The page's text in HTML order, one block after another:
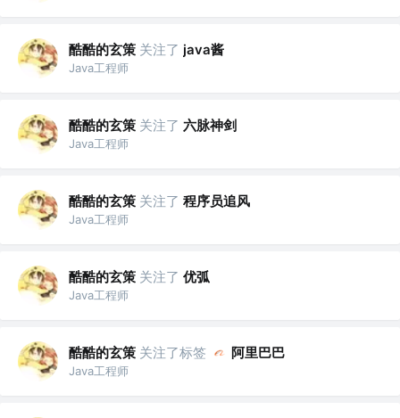
酷酷的玄策 关注了 java酱
Java工程师
酷酷的玄策 关注了 六脉神剑
Java工程师
酷酷的玄策 关注了 程序员追风
Java工程师
酷酷的玄策 关注了 优弧
Java工程师
酷酷的玄策 关注了标签 阿里巴巴
Java工程师